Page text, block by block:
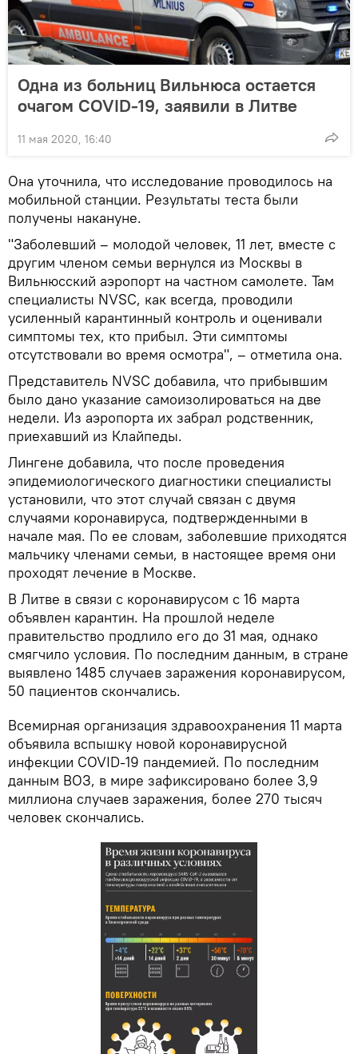
Одна из больниц Вильнюса остается
очагом COVID-19, заявили в Литве
11 мая 2020, 16:40
Она уточнила, что исследование проводилось на
мобильной станции. Результаты теста были
получены накануне.
"Заболевший – молодой человек, 11 лет, вместе с
другим членом семьи вернулся из Москвы в
Вильнюсский аэропорт на частном самолете. Там
специалисты NVSC, как всегда, проводили
усиленный карантинный контроль и оценивали
симптомы тех, кто прибыл. Эти симптомы
отсутствовали во время осмотра", – отметила она.
Представитель NVSC добавила, что прибывшим
было дано указание самоизолироваться на две
недели. Из аэропорта их забрал родственник,
приехавший из Клайпеды.
Лингене добавила, что после проведения
эпидемиологического диагностики специалисты
установили, что этот случай связан с двумя
случаями коронавируса, подтвержденными в
начале мая. По ее словам, заболевшие приходятся
мальчику членами семьи, в настоящее время они
проходят лечение в Москве.
В Литве в связи с коронавирусом с 16 марта
объявлен карантин. На прошлой неделе
правительство продлило его до 31 мая, однако
смягчило условия. По последним данным, в стране
выявлено 1485 случаев заражения коронавирусом,
50 пациентов скончались.
Всемирная организация здравоохранения 11 марта
объявила вспышку новой коронавирусной
инфекции COVID-19 пандемией. По последним
данным ВОЗ, в мире зафиксировано более 3,9
миллиона случаев заражения, более 270 тысяч
человек скончались.